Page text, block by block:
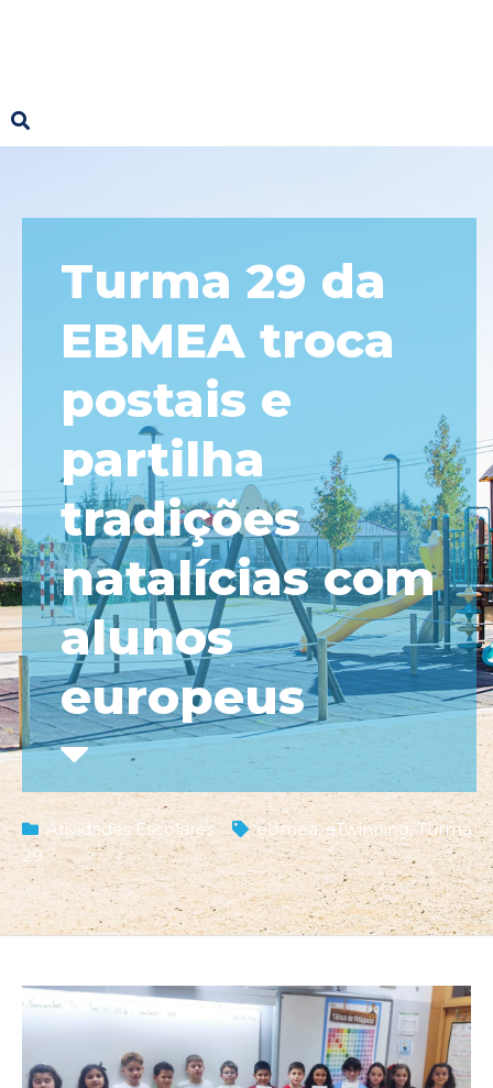
Turma 29 da
EBMEA troca
postais e
partilha
tradições
natalícias com
alunos
europeus
Atividades Escolares ebmea,eTwinning, Turma
29